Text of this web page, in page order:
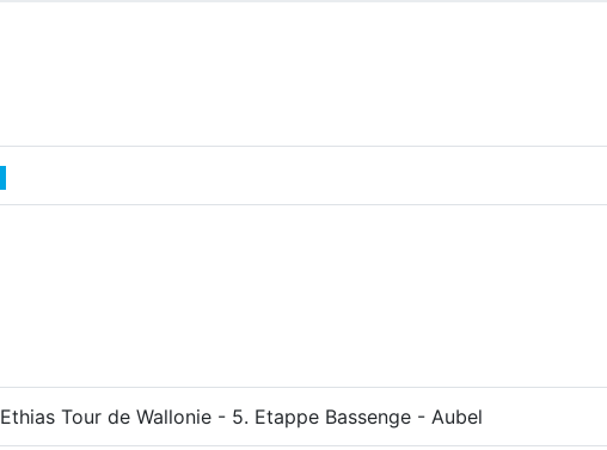
Ethias Tour de Wallonie - 5. Etappe Bassenge - Aubel